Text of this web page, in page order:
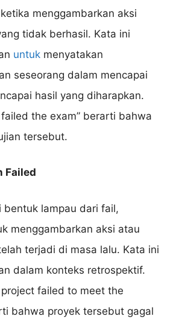
menggambarkan aksi
tidak berhasil. Kata ini
untuk menyatakan
seseorang dalam mencapai
hasil yang diharapkan.
failed the exam” berarti bahwa
tersebut.
Failed
bentuk lampau dari fail,
menggambarkan aksi atau
terjadi di masa lalu. Kata ini
dalam konteks retrospektif.
project failed to meet the
bahwa proyek tersebut gagal